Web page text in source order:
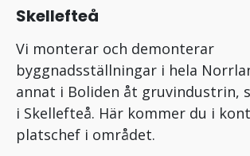
Skellefteå
Vi monterar och demonterar
byggnadsställningar i hela
annat i Boliden åt gruvindustrin,
i Skellefteå. Här kommer du i
platschef i området.